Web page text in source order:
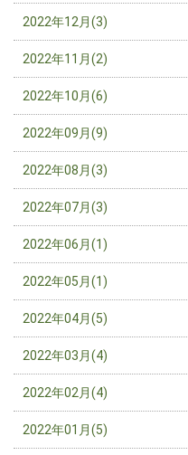
2022年12月(3)
2022年11月(2)
2022年10月(6)
2022年09月(9)
2022年08月(3)
2022年07月(3)
2022年06月(1)
2022年05月(1)
2022年04月(5)
2022年03月(4)
2022年02月(4)
2022年01月(5)